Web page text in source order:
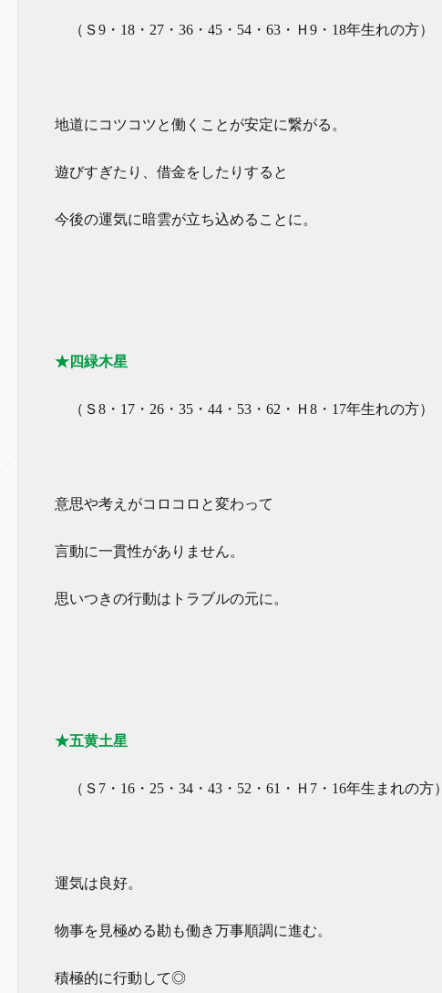
（Ｓ9・18・27・36・45・54・63・Ｈ9・18年生れの方）
地道にコツコツと働くことが安定に繋がる。
遊びすぎたり、借金をしたりすると
今後の運気に暗雲が立ち込めることに。
★四緑木星
（Ｓ8・17・26・35・44・53・62・Ｈ8・17年生れの方）
意思や考えがコロコロと変わって
言動に一貫性がありません。
思いつきの行動はトラブルの元に。
★五黄土星
（Ｓ7・16・25・34・43・52・61・Ｈ7・16年生まれの方）
運気は良好。
物事を見極める勘も働き万事順調に進む。
積極的に行動して◎